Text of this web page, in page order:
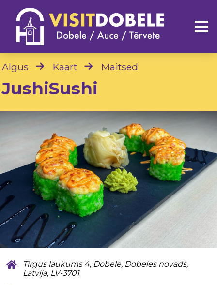
Algus Kaart Maitsed
JushiSushi
Tirgus laukums 4, Dobele, Dobeles novads,
Latvija, LV-3701